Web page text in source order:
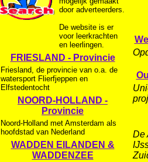
door adverteerders.
De website is er
voor leerkrachten
en leerlingen.
FRIESLAND - Provincie
Friesland, de provincie van o.a. de
watersport Flierfjeppen en
Elfstedentocht
NOORD-HOLLAND -
Provincie
Noord-Holland met Amsterdam als
hoofdstad van Nederland
WADDEN EILANDEN &
WADDENZEE
De